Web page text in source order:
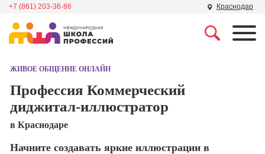
+7 (861) 203-36-86 Краснодар
Школа дизайна
Школа нейросетей и
сайтов)
ЖИВОЕ ОБЩЕНИЕ ОНЛАЙН
Профессия Коммерческий
диджитал-иллюстратор
в Краснодаре
Начните создавать яркие иллюстрации в